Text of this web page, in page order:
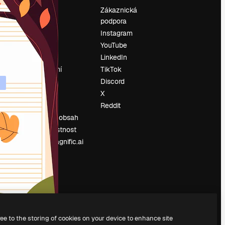
Ocenění
O nás
Recenze
Kariéra
Trendy
vyhledávání
Blog
Události
Slidesgo
Prodávejte obsah
Tisková místnost
Hledáte magnific.ai
Zákaznická
podpora
Instagram
YouTube
LinkedIn
TikTok
Discord
X
Reddit
to the storing of cookies on your device to enhance site